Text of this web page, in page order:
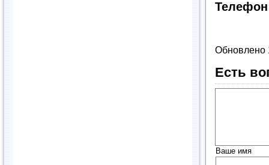
Обновлено
Есть
Ваше имя